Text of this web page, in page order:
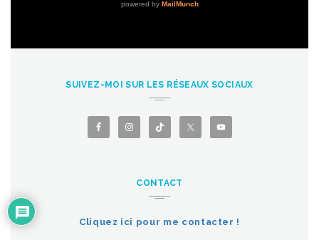
SUIVEZ-MOI SUR LES RÉSEAUX SOCIAUX
CONTACT
Cliquez ici pour me contacter !